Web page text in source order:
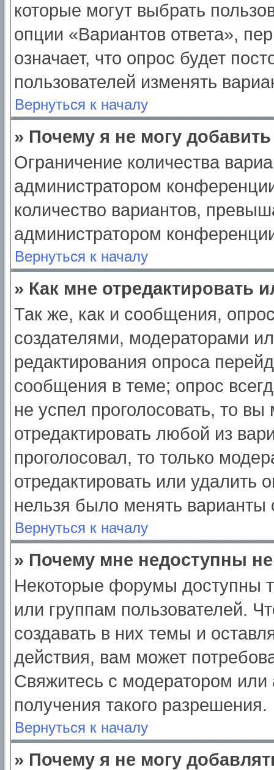
которые могут выбрать
опции «Вариантов ответа»,
означает, что опрос будет
пользователей изменять
Вернуться к началу
» Почему я не могу
Ограничение количества
администратором
количество вариантов,
администратором
Вернуться к началу
» Как мне отредактировать
Так же, как и сообщения,
создателями, модераторами
редактирования опроса
сообщения в теме; опрос
не успел проголосовать, то
отредактировать любой из
проголосовал, то только
отредактировать или удалить
нельзя было менять варианты
Вернуться к началу
» Почему мне недоступны
Некоторые форумы доступны
или группам пользователей.
создавать в них темы и
действия, вам может
Свяжитесь с модератором
получения такого разрешения.
Вернуться к началу
» Почему я не могу